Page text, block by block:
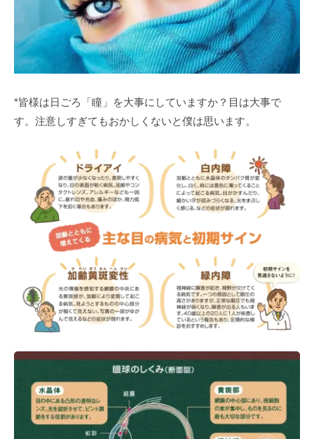
*皆様は日ごろ「瞳」を大事にしていますか？目は大事で
す。注意しすぎてもおかしくないと僕は思います。